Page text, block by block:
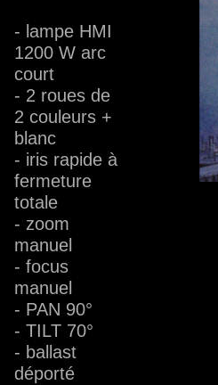
- lampe HMI
1200 W arc
court
- 2 roues de
2 couleurs +
blanc
- iris rapide à
fermeture
totale
- zoom
manuel
- focus
manuel
- PAN 90°
- TILT 70°
- ballast
déporté